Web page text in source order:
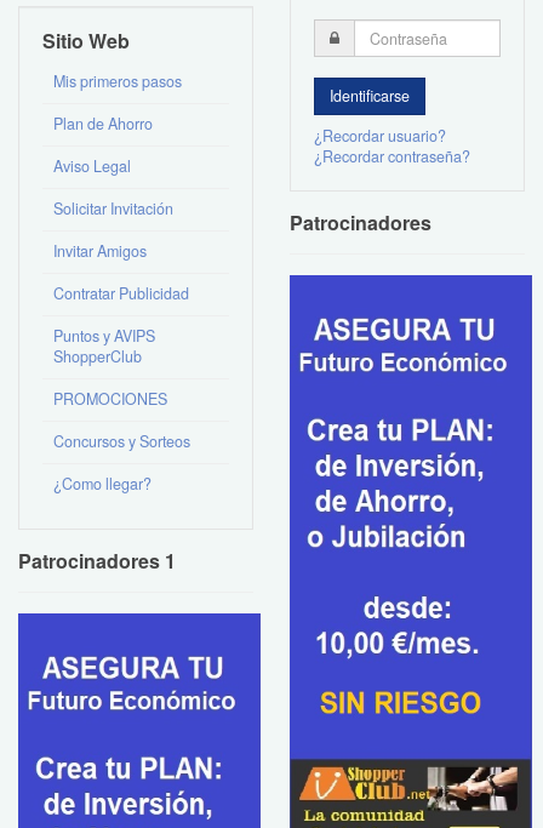
Sitio Web
Mis primeros pasos
Plan de Ahorro
Aviso Legal
Solicitar Invitación
Invitar Amigos
Contratar Publicidad
Puntos y AVIPS
ShopperClub
PROMOCIONES
Concursos y Sorteos
¿Como llegar?
Patrocinadores 1
¿Recordar usuario?
¿Recordar contraseña?
Patrocinadores